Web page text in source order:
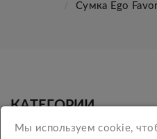
Сумка Ego
КАТЕГОРИИ
Мы используем cookie,